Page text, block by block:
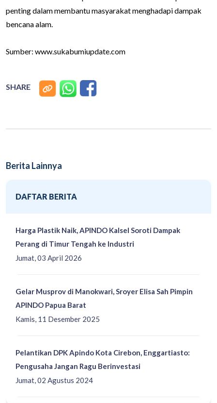
penting dalam membantu masyarakat menghadapi dampak
bencana alam.
Sumber: www.sukabumiupdate.com
SHARE
Berita Lainnya
DAFTAR BERITA
Jumat, 03 April 2026
Harga Plastik Naik, APINDO Kalsel Soroti Dampak
Perang di Timur Tengah ke Industri
Kamis, 11 Desember 2025
Gelar Musprov di Manokwari, Sroyer Elisa Sah Pimpin
APINDO Papua Barat
Jumat, 02 Agustus 2024
Pelantikan DPK Apindo Kota Cirebon, Enggartiasto:
Pengusaha Jangan Ragu Berinvestasi